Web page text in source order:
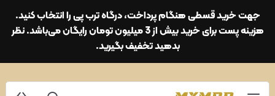
جهت خرید قسطی هنگام پرداخت، درگاه ترب پی را انتخاب کنید.
هزینه پست برای خرید بیش از 3 میلیون تومان رایگان می‌باشد. نظر
بدهید تخفیف بگیرید.